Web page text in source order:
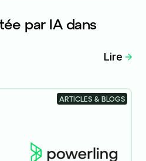
par IA dans
Lire
ARTICLES & BLOGS